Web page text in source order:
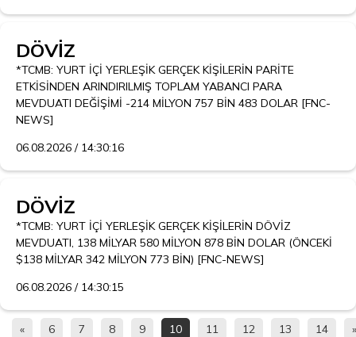
DÖVİZ
*TCMB: YURT İÇİ YERLEŞİK GERÇEK KİŞİLERİN PARİTE
ETKİSİNDEN ARINDIRILMIŞ TOPLAM YABANCI PARA
MEVDUATI DEĞİŞİMİ -214 MİLYON 757 BİN 483 DOLAR [FNC-
NEWS]
06.08.2026 / 14:30:16
DÖVİZ
*TCMB: YURT İÇİ YERLEŞİK GERÇEK KİŞİLERİN DÖVİZ
MEVDUATI, 138 MİLYAR 580 MİLYON 878 BİN DOLAR (ÖNCEKİ
$138 MİLYAR 342 MİLYON 773 BİN) [FNC-NEWS]
06.08.2026 / 14:30:15
« 6 7 8 9 10 11 12 13 14 »